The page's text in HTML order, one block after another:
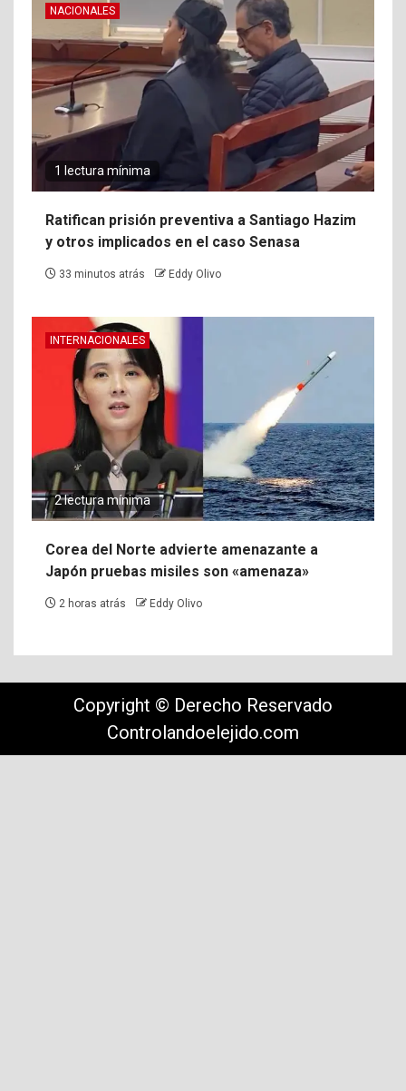
NACIONALES
1 lectura mínima
Ratifican prisión preventiva a Santiago Hazim
y otros implicados en el caso Senasa
33 minutos atrás Eddy Olivo
INTERNACIONALES
2 lectura mínima
Corea del Norte advierte amenazante a
Japón pruebas misiles son «amenaza»
2 horas atrás Eddy Olivo
Copyright © Derecho Reservado
Controlandoelejido.com